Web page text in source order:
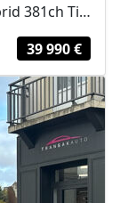
VOLKSWAGEN TOUAREG 3.0 TSI eHybrid 381ch Tiptronic 8 4Motion / VOLANT...
39 990 €